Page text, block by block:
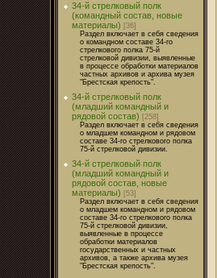
34-й стрелковый полк
(командный состав, новые
материалы)
[36]
Раздел включает в себя сведения
о командном составе 34-го
стрелкового полка 75-й
стрелковой дивизии, выявленные
в процессе обработки материалов
частных архивов и архива музея
"Брестская крепость".
34-й стрелковый полк
(младший командный и
рядовой состав)
[258]
Раздел включает в себя сведения
о младшем командном и рядовом
составе 34-го стрелкового полка
75-й стрелковой дивизии.
34-й стрелковый полк
(младший командный и
рядовой состав, новые
материалы)
[53]
Раздел включает в себя сведения
о младшем командном и рядовом
составе 34-го стрелкового полка
75-й стрелковой дивизии,
выявленные в процессе
обработки материалов
государственных и частных
архивов, а также архива музея
"Брестская крепость".